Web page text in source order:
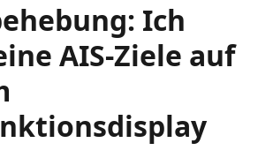
Ich
AIS-Ziele auf